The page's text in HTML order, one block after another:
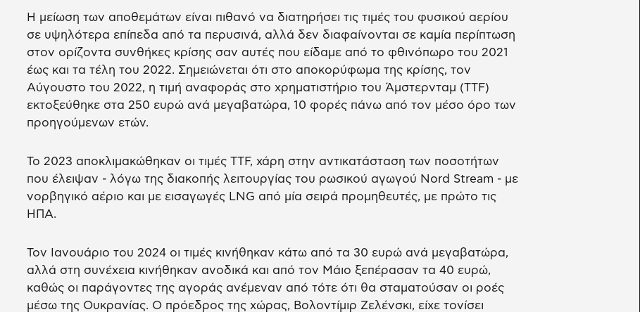
H μείωση των αποθεμάτων είναι πιθανό να διατηρήσει τις τιμές του φυσικού αερίου
σε υψηλότερα επίπεδα από τα περυσινά, αλλά δεν διαφαίνονται σε καμία περίπτωση
στον ορίζοντα συνθήκες κρίσης σαν αυτές που είδαμε από το φθινόπωρο του 2021
έως και τα τέλη του 2022. Σημειώνεται ότι στο αποκορύφωμα της κρίσης, τον
Αύγουστο του 2022, η τιμή αναφοράς στο χρηματιστήριο του Άμστερνταμ (TTF)
εκτοξεύθηκε στα 250 ευρώ ανά μεγαβατώρα, 10 φορές πάνω από τον μέσο όρο των
προηγούμενων ετών.
Το 2023 αποκλιμακώθηκαν οι τιμές TTF, χάρη στην αντικατάσταση των ποσοτήτων
που έλειψαν - λόγω της διακοπής λειτουργίας του ρωσικού αγωγού Nord Stream - με
νορβηγικό αέριο και με εισαγωγές LNG από μία σειρά προμηθευτές, με πρώτο τις
ΗΠΑ.
Τον Ιανουάριο του 2024 οι τιμές κινήθηκαν κάτω από τα 30 ευρώ ανά μεγαβατώρα,
αλλά στη συνέχεια κινήθηκαν ανοδικά και από τον Μάιο ξεπέρασαν τα 40 ευρώ,
καθώς οι παράγοντες της αγοράς ανέμεναν από τότε ότι θα σταματούσαν οι ροές
μέσω της Ουκρανίας. Ο πρόεδρος της χώρας, Βολοντίμιρ Ζελένσκι, είχε τονίσει